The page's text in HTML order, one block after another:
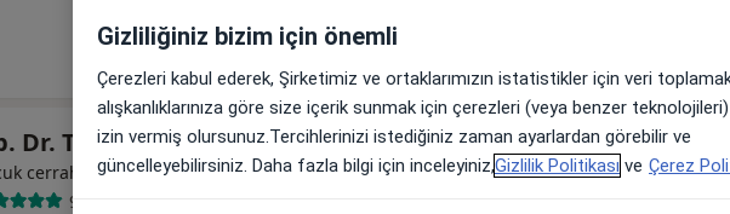
Dr. Taner Kamacı
cerrahisi
9 görüş
Bugün
6 Ağustos
Yarın
7 Ağustos
Cmt,
8 Ağustos
Paz,
9
Gizliliğiniz bizim için önemli
Çerezleri kabul ederek, Şirketimiz ve ortaklarımızın istatistikler için veri
alışkanlıklarınıza göre size içerik sunmak için çerezleri (veya benzer
izin vermiş olursunuz.Tercihlerinizi istediğiniz zaman ayarlardan görebilir ve
güncelleyebilirsiniz. Daha fazla bilgi için inceleyiniz,Gizlilik Politikası ve Çerez